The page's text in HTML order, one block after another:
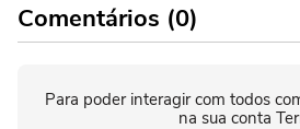
Comentários (0)
Para poder interagir com todos
na sua conta